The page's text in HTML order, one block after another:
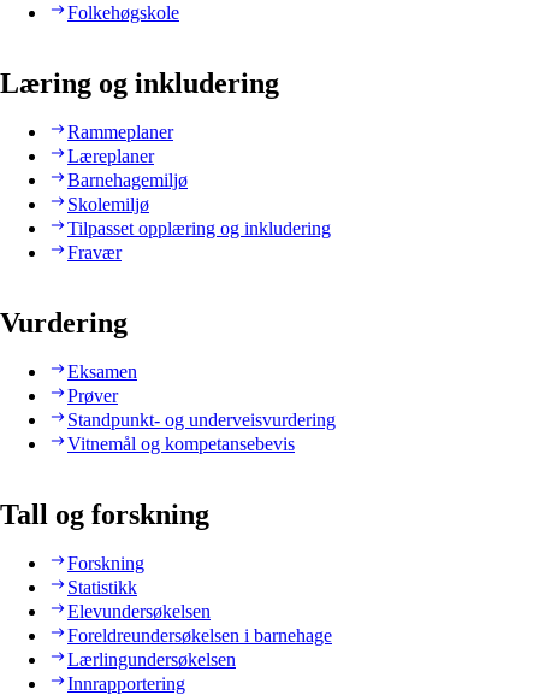
Folkehøgskole
Læring og inkludering
Rammeplaner
Læreplaner
Barnehagemiljø
Skolemiljø
Tilpasset opplæring og inkludering
Fravær
Vurdering
Eksamen
Prøver
Standpunkt- og underveisvurdering
Vitnemål og kompetansebevis
Tall og forskning
Forskning
Statistikk
Elevundersøkelsen
Foreldreundersøkelsen i barnehage
Lærlingundersøkelsen
Innrapportering